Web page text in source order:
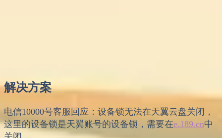
解决方案
电信10000号客服回应：设备锁无法在天翼云盘关闭，
这里的设备锁是天翼账号的设备锁，需要在e.189.cn中